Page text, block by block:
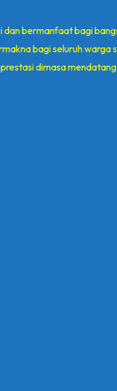
bermanfaat bagi
bagi seluruh warga
dimasa